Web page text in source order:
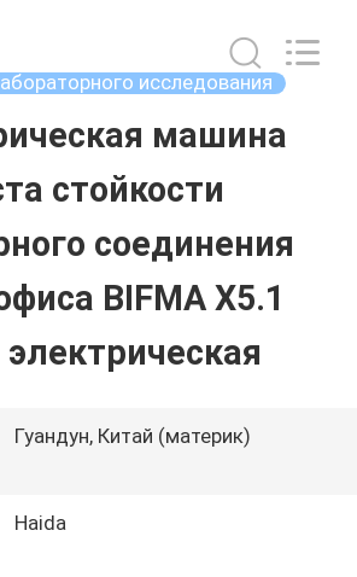
исследования
машина
стойкости
соединения
BIFMA X5.1
Гуандун, Китай (материк)
Haida